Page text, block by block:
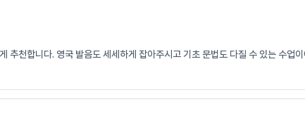
추천합니다. 영국 발음도 세세하게 잡아주시고 기초 문법도 다질 수 있는 수업